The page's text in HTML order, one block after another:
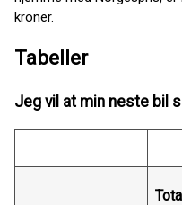
kroner.
Tabeller
Jeg vil at min neste bil